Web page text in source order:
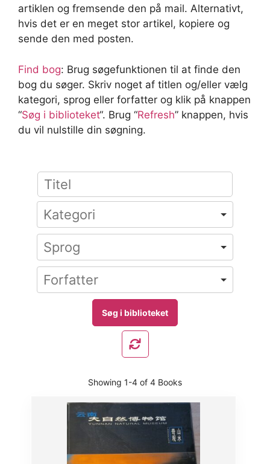
artiklen og fremsende den på mail. Alternativt,
hvis det er en meget stor artikel, kopiere og
sende den med posten.
Find bog: Brug søgefunktionen til at finde den
bog du søger. Skriv noget af titlen og/eller vælg
kategori, sprog eller forfatter og klik på knappen
“Søg i biblioteket“. Brug “Refresh” knappen, hvis
du vil nulstille din søgning.
Showing 1-4 of 4 Books